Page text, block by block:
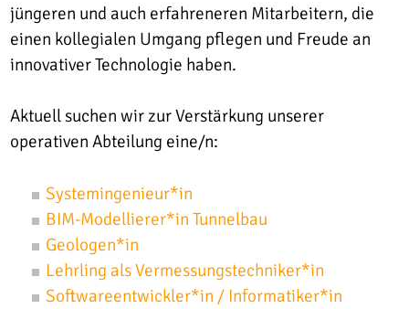
jüngeren und auch erfahreneren Mitarbeitern, die
einen kollegialen Umgang pflegen und Freude an
innovativer Technologie haben.
Aktuell suchen wir zur Verstärkung unserer
operativen Abteilung eine/n:
Systemingenieur*in
BIM-Modellierer*in Tunnelbau
Geologen*in
Lehrling als Vermessungstechniker*in
Softwareentwickler*in / Informatiker*in